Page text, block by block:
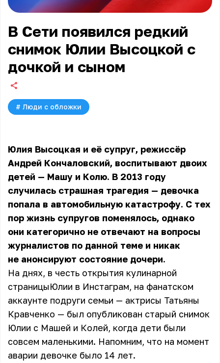
В Сети появился редкий
снимок Юлии Высоцкой с
дочкой и сыном
# Люди с обложки
Юлия Высоцкая и её супруг, режиссёр
Андрей Кончаловский, воспитывают двоих
детей — Машу и Колю. В 2013 году
случилась страшная трагедия — девочка
попала в автомобильную катастрофу. С тех
пор жизнь супругов поменялось, однако
они категорично не отвечают на вопросы
журналистов по данной теме и никак
не анонсируют состояние дочери.
На днях, в честь открытия кулинарной
страницыЮлии в Инстаграм, на фанатском
аккаунте подруги семьи — актрисы Татьяны
Кравченко — был опубликован старый снимок
Юлии с Машей и Колей, когда дети были
совсем маленькими. Напомним, что на момент
аварии девочке было 14 лет.